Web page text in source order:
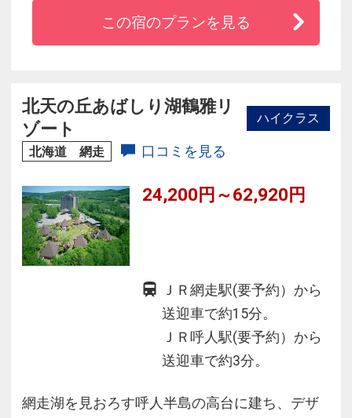
湯」を男性・女性交替でご利用頂けます。
・「北海道産の食材」と「手作り」にこだわっ
お出迎えいたします。
この宿のプランを見る
北天の丘あばしり湖鶴雅リ
ゾート
ハイクラス
北海道 網走 口コミを見る
24,200円～62,920円
ＪＲ網走駅(要予約）から
送迎車で約15分。
ＪＲ呼人駅(要予約）から
送迎車で約3分。
網走湖を見おろす呼人半島の高台に建ち、デザ